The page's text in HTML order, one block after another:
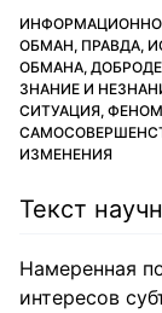
ОБМАН, ПРАВДА,
ОБМАНА,
ЗНАНИЕ И
СИТУАЦИЯ,
ИЗМЕНЕНИЯ
Текст
Намеренная
интересов